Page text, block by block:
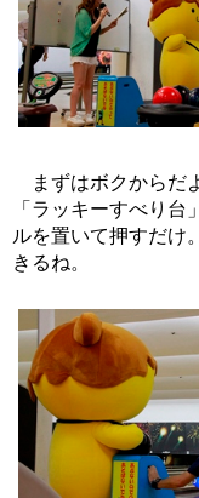
まずはボクからだ
「ラッキーすべり台
ルを置いて押すだけ
きるね。